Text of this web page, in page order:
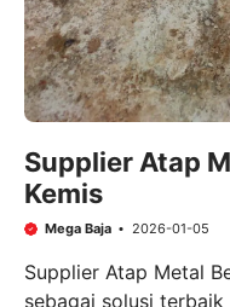
Supplier Atap
Kemis
Mega Baja 2026-01-05
Supplier Atap Metal
sebagai solusi